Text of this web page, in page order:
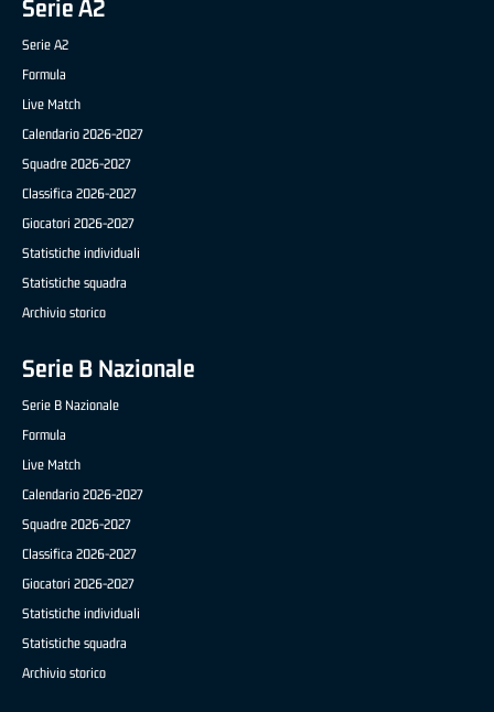
Serie A2
Serie A2
Formula
Live Match
Calendario 2026-2027
Squadre 2026-2027
Classifica 2026-2027
Giocatori 2026-2027
Statistiche individuali
Statistiche squadra
Archivio storico
Serie B Nazionale
Serie B Nazionale
Formula
Live Match
Calendario 2026-2027
Squadre 2026-2027
Classifica 2026-2027
Giocatori 2026-2027
Statistiche individuali
Statistiche squadra
Archivio storico